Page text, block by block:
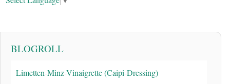
BLOGROLL
Limetten-Minz-Vinaigrette (Caipi-Dressing)